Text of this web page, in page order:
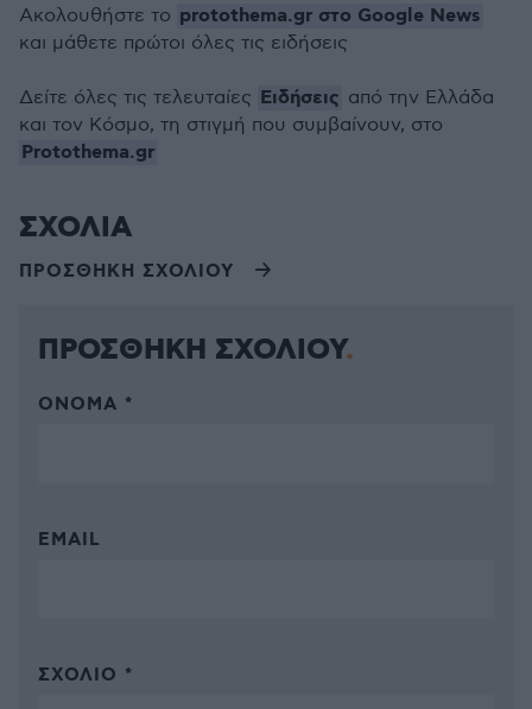
Ακολουθήστε το protothema.gr στο Google News
και μάθετε πρώτοι όλες τις ειδήσεις
Δείτε όλες τις τελευταίες Ειδήσεις από την Ελλάδα
και τον Κόσμο, τη στιγμή που συμβαίνουν, στο
Protothema.gr
ΣΧΟΛΙΑ
ΠΡΟΣΘΗΚΗ ΣΧΟΛΙΟΥ
ΠΡΟΣΘΗΚΗ ΣΧΟΛΙΟΥ
ΌΝΟΜΑ *
EMAIL
ΣΧΌΛΙΟ *